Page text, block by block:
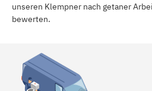
unseren Klempner nach getaner
bewerten.